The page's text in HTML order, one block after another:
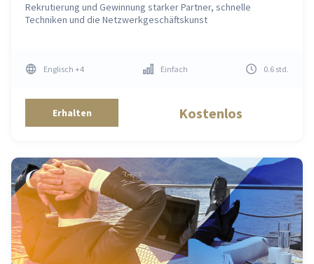
Rekrutierung und Gewinnung starker Partner, schnelle
Techniken und die Netzwerkgeschäftskunst
Englisch +4 Einfach 0.6 std.
Erhalten Kostenlos